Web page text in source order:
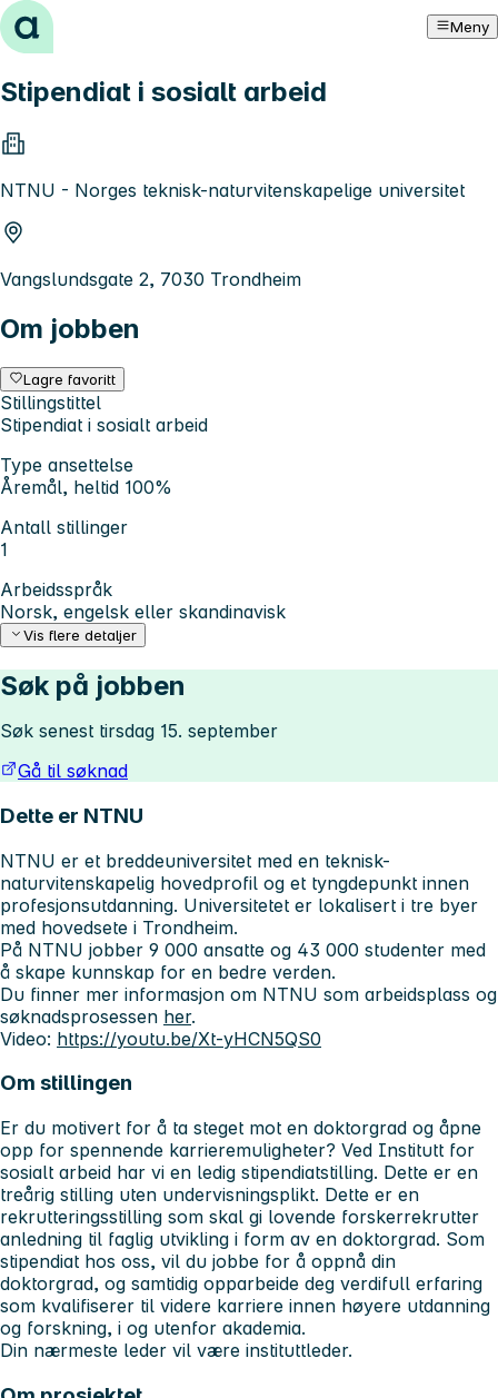
Hopp til innhold Meny
Stipendiat i sosialt arbeid
NTNU - Norges teknisk-naturvitenskapelige universitet
Vangslundsgate 2, 7030 Trondheim
Om jobben
Lagre favoritt
Stillingstittel
Stipendiat i sosialt arbeid
Type ansettelse
Åremål, heltid 100%
Antall stillinger
1
Arbeidsspråk
Norsk, engelsk eller skandinavisk
Vis flere detaljer
Søk på jobben
Søk senest tirsdag 15. september
Gå til søknad
Dette er NTNU
NTNU er et breddeuniversitet med en teknisk-
naturvitenskapelig hovedprofil og et tyngdepunkt innen
profesjonsutdanning. Universitetet er lokalisert i tre byer
med hovedsete i Trondheim.
På NTNU jobber 9 000 ansatte og 43 000 studenter med
å skape kunnskap for en bedre verden.
Du finner mer informasjon om NTNU som arbeidsplass og
søknadsprosessen her.
Video: https://youtu.be/Xt-yHCN5QS0
Om stillingen
Er du motivert for å ta steget mot en doktorgrad og åpne
opp for spennende karrieremuligheter? Ved Institutt for
sosialt arbeid har vi en ledig stipendiatstilling. Dette er en
treårig stilling uten undervisningsplikt. Dette er en
rekrutteringsstilling som skal gi lovende forskerrekrutter
anledning til faglig utvikling i form av en doktorgrad. Som
stipendiat hos oss, vil du jobbe for å oppnå din
doktorgrad, og samtidig opparbeide deg verdifull erfaring
som kvalifiserer til videre karriere innen høyere utdanning
og forskning, i og utenfor akademia.
Din nærmeste leder vil være instituttleder.